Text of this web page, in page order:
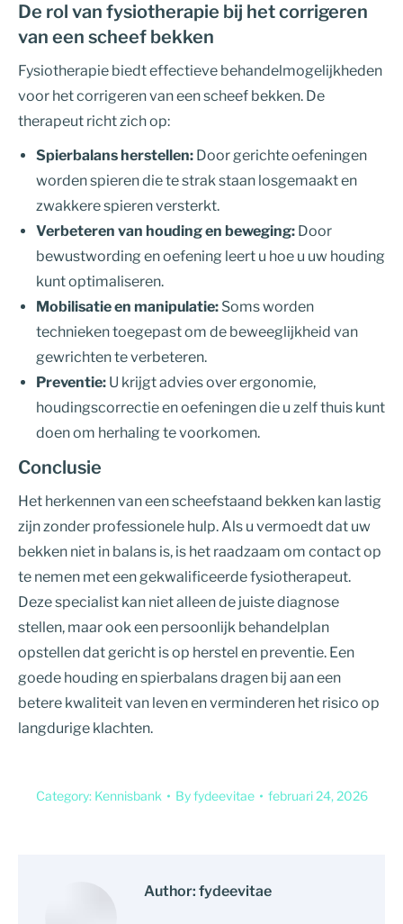
De rol van fysiotherapie bij het corrigeren
van een scheef bekken
Fysiotherapie biedt effectieve behandelmogelijkheden
voor het corrigeren van een scheef bekken. De
therapeut richt zich op:
Spierbalans herstellen: Door gerichte oefeningen
worden spieren die te strak staan losgemaakt en
zwakkere spieren versterkt.
Verbeteren van houding en beweging: Door
bewustwording en oefening leert u hoe u uw houding
kunt optimaliseren.
Mobilisatie en manipulatie: Soms worden
technieken toegepast om de beweeglijkheid van
gewrichten te verbeteren.
Preventie: U krijgt advies over ergonomie,
houdingscorrectie en oefeningen die u zelf thuis kunt
doen om herhaling te voorkomen.
Conclusie
Het herkennen van een scheefstaand bekken kan lastig
zijn zonder professionele hulp. Als u vermoedt dat uw
bekken niet in balans is, is het raadzaam om contact op
te nemen met een gekwalificeerde fysiotherapeut.
Deze specialist kan niet alleen de juiste diagnose
stellen, maar ook een persoonlijk behandelplan
opstellen dat gericht is op herstel en preventie. Een
goede houding en spierbalans dragen bij aan een
betere kwaliteit van leven en verminderen het risico op
langdurige klachten.
Category: Kennisbank Byfydeevitae februari 24, 2026
Author: fydeevitae